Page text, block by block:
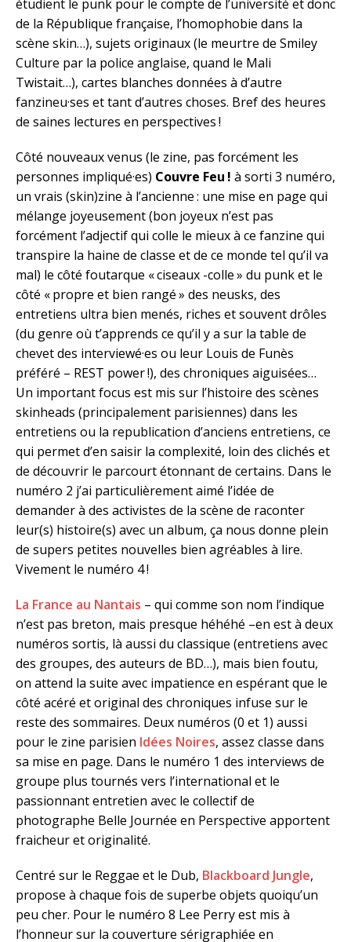
étudient le punk pour le compte de l’université et donc
de la République française, l’homophobie dans la
scène skin…), sujets originaux (le meurtre de Smiley
Culture par la police anglaise, quand le Mali
Twistait…), cartes blanches données à d’autre
fanzineu·ses et tant d’autres choses. Bref des heures
de saines lectures en perspectives !
Côté nouveaux venus (le zine, pas forcément les
personnes impliqué·es) Couvre Feu ! à sorti 3 numéro,
un vrais (skin)zine à l’ancienne : une mise en page qui
mélange joyeusement (bon joyeux n’est pas
forcément l’adjectif qui colle le mieux à ce fanzine qui
transpire la haine de classe et de ce monde tel qu’il va
mal) le côté foutarque « ciseaux -colle » du punk et le
côté « propre et bien rangé » des neusks, des
entretiens ultra bien menés, riches et souvent drôles
(du genre où t’apprends ce qu’il y a sur la table de
chevet des interviewé·es ou leur Louis de Funès
préféré – REST power !), des chroniques aiguisées…
Un important focus est mis sur l’histoire des scènes
skinheads (principalement parisiennes) dans les
entretiens ou la republication d’anciens entretiens, ce
qui permet d’en saisir la complexité, loin des clichés et
de découvrir le parcourt étonnant de certains. Dans le
numéro 2 j’ai particulièrement aimé l’idée de
demander à des activistes de la scène de raconter
leur(s) histoire(s) avec un album, ça nous donne plein
de supers petites nouvelles bien agréables à lire.
Vivement le numéro 4 !
La France au Nantais – qui comme son nom l’indique
n’est pas breton, mais presque héhéhé –en est à deux
numéros sortis, là aussi du classique (entretiens avec
des groupes, des auteurs de BD…), mais bien foutu,
on attend la suite avec impatience en espérant que le
côté acéré et original des chroniques infuse sur le
reste des sommaires. Deux numéros (0 et 1) aussi
pour le zine parisien Idées Noires, assez classe dans
sa mise en page. Dans le numéro 1 des interviews de
groupe plus tournés vers l’international et le
passionnant entretien avec le collectif de
photographe Belle Journée en Perspective apportent
fraicheur et originalité.
Centré sur le Reggae et le Dub, Blackboard Jungle,
propose à chaque fois de superbe objets quoiqu’un
peu cher. Pour le numéro 8 Lee Perry est mis à
l’honneur sur la couverture sérigraphiée en